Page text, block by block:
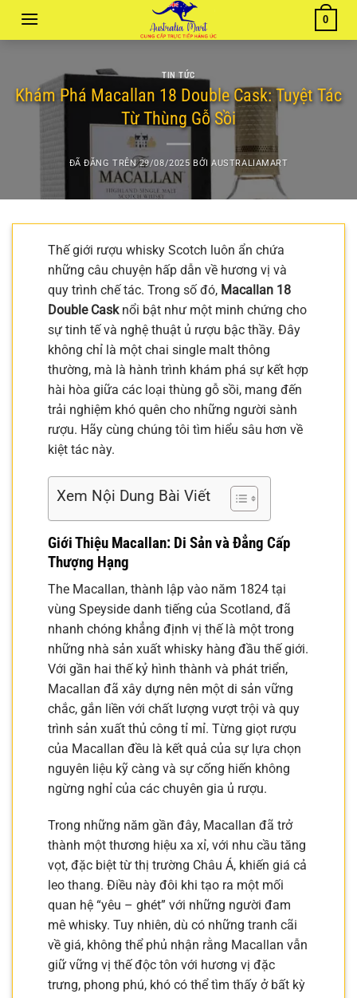
0
TIN TỨC
Khám Phá Macallan 18 Double Cask: Tuyệt Tác
Từ Thùng Gỗ Sồi
ĐÃ ĐĂNG TRÊN29/08/2025 BỞIAUSTRALIAMART
Thế giới rượu whisky Scotch luôn ẩn chứa
những câu chuyện hấp dẫn về hương vị và
quy trình chế tác. Trong số đó, Macallan 18
Double Casknổi bật như một minh chứng cho
sự tinh tế và nghệ thuật ủ rượu bậc thầy. Đây
không chỉ là một chai single malt thông
thường, mà là hành trình khám phá sự kết hợp
hài hòa giữa các loại thùng gỗ sồi, mang đến
trải nghiệm khó quên cho những người sành
rượu. Hãy cùng chúng tôi tìm hiểu sâu hơn về
kiệt tác này.
Xem Nội Dung Bài Viết
Giới Thiệu Macallan: Di Sản và Đẳng Cấp
Thượng Hạng
The Macallan, thành lập vào năm 1824 tại
vùng Speyside danh tiếng của Scotland, đã
nhanh chóng khẳng định vị thế là một trong
những nhà sản xuất whisky hàng đầu thế giới.
Với gần hai thế kỷ hình thành và phát triển,
Macallan đã xây dựng nên một di sản vững
chắc, gắn liền với chất lượng vượt trội và quy
trình sản xuất thủ công tỉ mỉ. Từng giọt rượu
của Macallan đều là kết quả của sự lựa chọn
nguyên liệu kỹ càng và sự cống hiến không
ngừng nghỉ của các chuyên gia ủ rượu.
Trong những năm gần đây, Macallan đã trở
thành một thương hiệu xa xỉ, với nhu cầu tăng
vọt, đặc biệt từ thị trường Châu Á, khiến giá cả
leo thang. Điều này đôi khi tạo ra một mối
quan hệ “yêu – ghét” với những người đam
mê whisky. Tuy nhiên, dù có những tranh cãi
về giá, không thể phủ nhận rằng Macallan vẫn
giữ vững vị thế độc tôn với hương vị đặc
trưng, phong phú, khó có thể tìm thấy ở bất kỳ